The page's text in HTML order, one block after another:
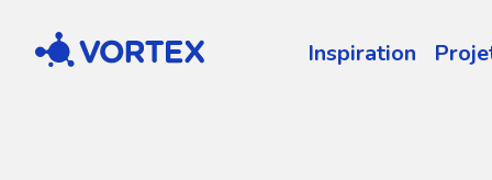
Vortex Inspiration